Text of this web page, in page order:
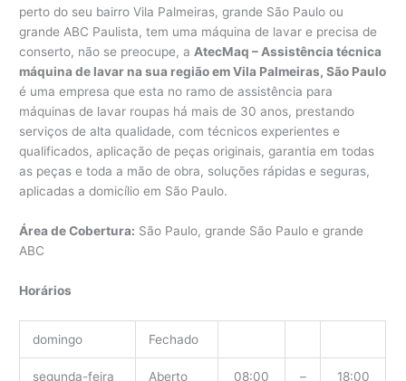
perto do seu bairro Vila Palmeiras, grande São Paulo ou
grande ABC Paulista, tem uma máquina de lavar e precisa de
conserto, não se preocupe, aAtecMaq – Assistência técnica
máquina de lavar na sua região em Vila Palmeiras, São Paulo
é uma empresa que esta no ramo de assistência para
máquinas de lavar roupas há mais de 30 anos, prestando
serviços de alta qualidade, com técnicos experientes e
qualificados, aplicação de peças originais, garantia em todas
as peças e toda a mão de obra, soluções rápidas e seguras,
aplicadas a domicílio em São Paulo.
Área de Cobertura: São Paulo, grande São Paulo e grande
ABC
Horários
domingo Fechado
segunda-feira Aberto 08:00 – 18:00